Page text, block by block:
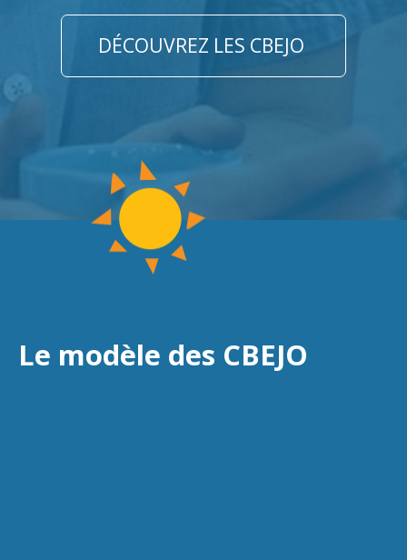
DÉCOUVREZ LES CBEJO
Le modèle des CBEJO